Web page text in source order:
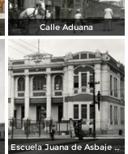
Calle Aduana
Escuela Juana de Asbaje y Ramírez